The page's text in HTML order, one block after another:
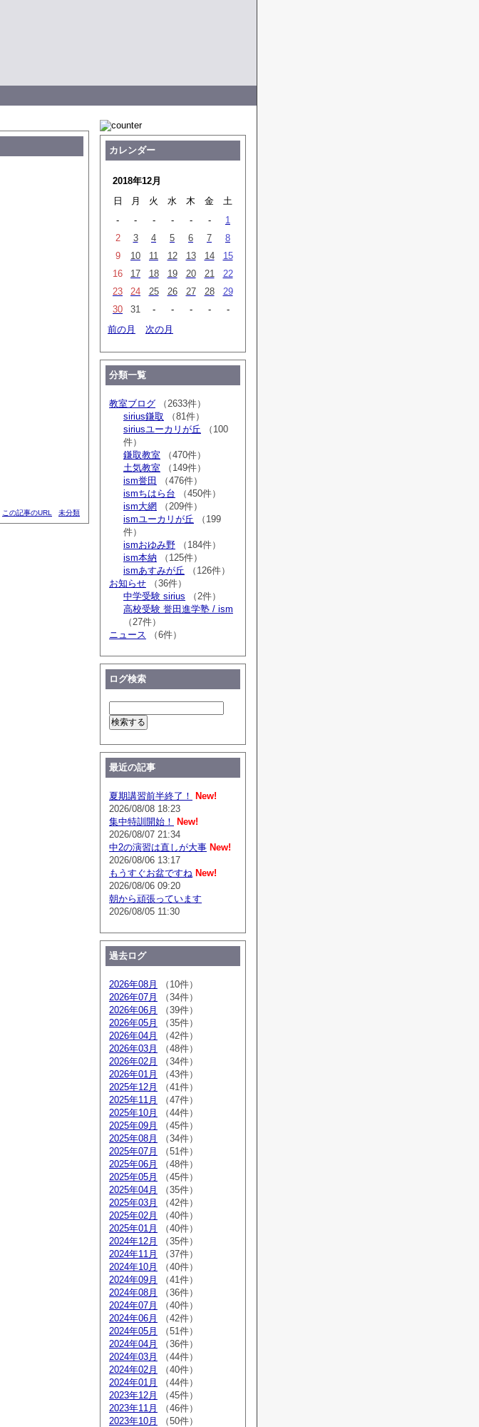
この記事のURL 未分類
カレンダー
2018年12月
日
月 火 水 木 金
土
-
- - - - -
1
2
3 4 5 6 7
8
9
10 11 12 13 14
15
16
17 18 19 20 21
22
23
24 25 26 27 28
29
30
31 - - - -
-
前の月
次の月
分類一覧
教室ブログ （2633件）
sirius鎌取 （81件）
siriusユーカリが丘 （100
件）
鎌取教室 （470件）
土気教室 （149件）
ism誉田
（476件）
ismちはら台 （450件）
ism大網 （209件）
ismユーカリが丘 （199
件）
ismおゆみ野 （184件）
ism本納 （125件）
ismあすみが丘 （126件）
お知らせ （36件）
中学受験 sirius （2件）
高校受験 誉田進学塾 / ism
（27件）
ニュース （6件）
ログ検索
最近の記事
夏期講習前半終了！
New!
2026/08/08 18:23
集中特訓開始！
New!
2026/08/07 21:34
中2の演習は直しが大事 New!
2026/08/06 13:17
もうすぐお盆ですね New!
2026/08/06 09:20
朝から頑張っています
2026/08/05 11:30
過去ログ
2026年08月
（10件）
2026年07月
（34件）
2026年06月
（39件）
2026年05月
（35件）
2026年04月
（42件）
2026年03月
（48件）
2026年02月
（34件）
2026年01月
（43件）
2025年12月
（41件）
2025年11月
（47件）
2025年10月
（44件）
2025年09月
（45件）
2025年08月
（34件）
2025年07月
（51件）
2025年06月
（48件）
2025年05月
（45件）
2025年04月
（35件）
2025年03月
（42件）
2025年02月
（40件）
2025年01月
（40件）
2024年12月
（35件）
2024年11月
（37件）
2024年10月
（40件）
2024年09月
（41件）
2024年08月
（36件）
2024年07月
（40件）
2024年06月
（42件）
2024年05月
（51件）
2024年04月
（36件）
2024年03月
（44件）
2024年02月
（40件）
2024年01月
（44件）
2023年12月
（45件）
2023年11月
（46件）
2023年10月
（50件）